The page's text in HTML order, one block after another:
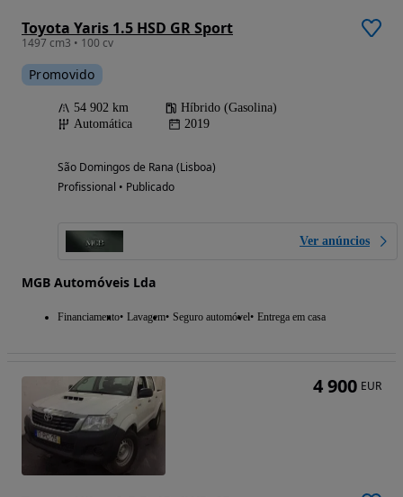
Toyota Yaris 1.5 HSD GR Sport
1497 cm3 • 100 cv
Promovido
54 902 km
Híbrido (Gasolina)
Automática
2019
São Domingos de Rana (Lisboa)
Profissional • Publicado
Ver anúncios
MGB Automóveis Lda
Financiamento Lavagem Seguro automóvel Entrega em casa
4 900 EUR